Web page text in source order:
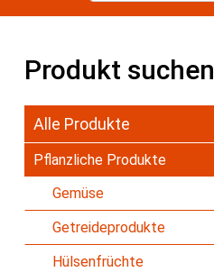
Produkt suchen
Alle Produkte
Pflanzliche Produkte
Gemüse
Getreideprodukte
Hülsenfrüchte